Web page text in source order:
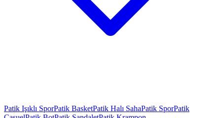
Patik Işıklı SporPatik BasketPatik Halı SahaPatik SporPatik